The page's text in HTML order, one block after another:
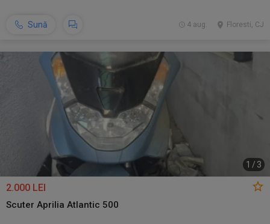
Sună Floresti, CJ
4 aug.
1 / 3
2.000 LEI
Scuter Aprilia Atlantic 500